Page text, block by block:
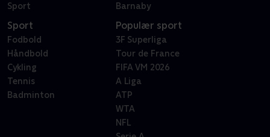
Sport
Barnaby
Sport
Fodbold
Håndbold
Cykling
Tennis
Badminton
Populær sport
3F Superliga
Tour de France
FIFA VM 2026
A Liga
ATP
WTA
NFL